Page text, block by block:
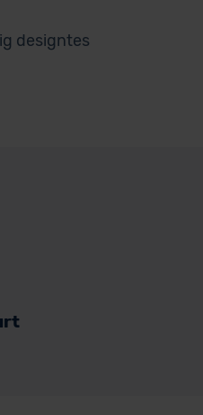
designtes